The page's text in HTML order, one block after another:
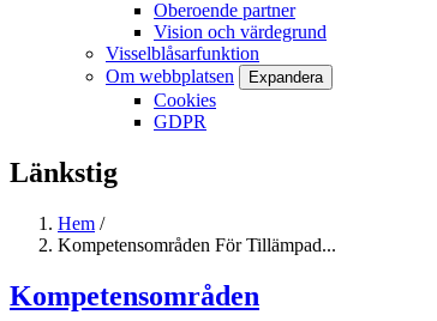
Oberoende partner
Vision och värdegrund
Visselblåsarfunktion
Om webbplatsen
Expandera
Cookies
GDPR
Länkstig
Hem /
Kompetensområden För Tillämpad...
Kompetensområden